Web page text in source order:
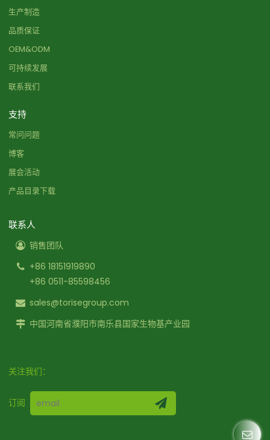
生产制造
品质保证
OEM&ODM
可持续发展
联系我们
支持
常问问题
博客
展会活动
产品目录下载
联系人
销售团队
+86 18151919890
+86 0511-85598456
sales@torisegroup.com
中国河南省濮阳市南乐县国家生物基产业园
关注我们：
订阅